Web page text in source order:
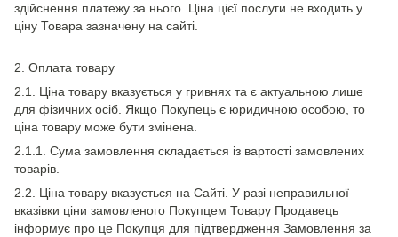
здійснення платежу за нього. Ціна цієї послуги не входить у
ціну Товара зазначену на сайті.
2. Оплата товару
2.1. Ціна товару вказується у гривнях та є актуальною лише
для фізичних осіб. Якщо Покупець є юридичною особою, то
ціна товару може бути змінена.
2.1.1. Сума замовлення складається із вартості замовлених
товарів.
2.2. Ціна товару вказується на Сайті. У разі неправильної
вказівки ціни замовленого Покупцем Товару Продавець
інформує про це Покупця для підтвердження Замовлення за